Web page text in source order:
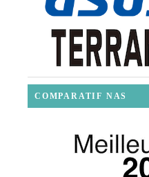
COMPARATIF NAS